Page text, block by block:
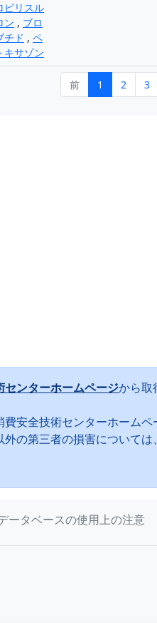
ピリスル
ン , ブロ
チド , ペ
キサゾン
前 1 2 3
ンターホームページから取
安全技術センターホーム
の第三者の損害について
ータベースの使用上の注意